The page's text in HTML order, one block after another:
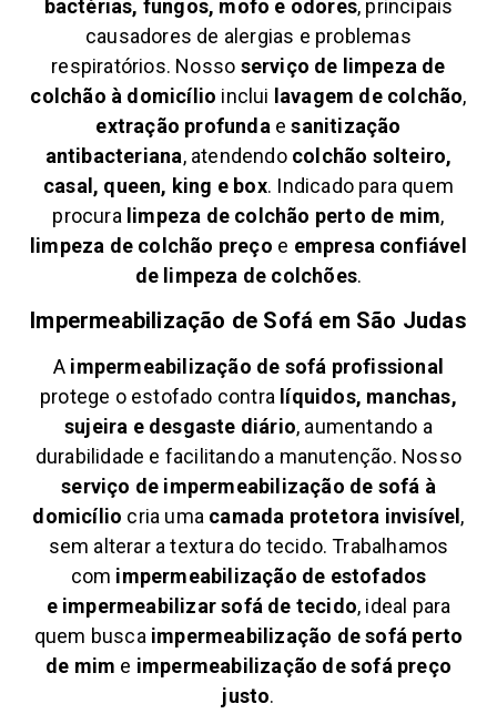
bactérias, fungos, mofo e odores, principais
causadores de alergias e problemas
respiratórios. Nosso serviço de limpeza de
colchão à domicílio inclui lavagem de colchão,
extração profunda esanitização
antibacteriana, atendendo colchão solteiro,
casal, queen, king e box. Indicado para quem
procura limpeza de colchão perto de mim,
limpeza de colchão preço e empresa confiável
de limpeza de colchões.
Impermeabilização de Sofá em São Judas
A impermeabilização de sofá profissional
protege o estofado contra líquidos, manchas,
sujeira e desgaste diário, aumentando a
durabilidade e facilitando a manutenção. Nosso
serviço de impermeabilização de sofá à
domicílio cria uma camada protetora invisível,
sem alterar a textura do tecido. Trabalhamos
com impermeabilização de estofados
e impermeabilizar sofá de tecido, ideal para
quem busca impermeabilização de sofá perto
de mim e impermeabilização de sofá preço
justo.